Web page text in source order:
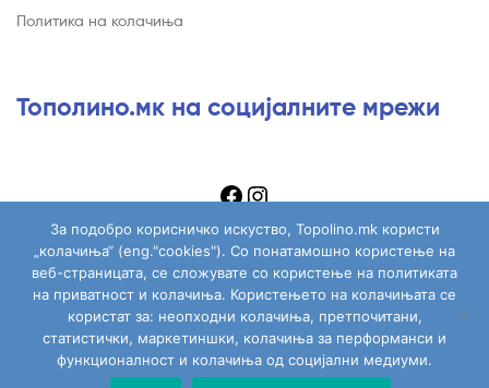
Политика на колачиња
Тополино.мк на социјалните мрежи
Topolino.mk
За подобро корисничко искуство, Topolino.mk користи
„колачиња“ (eng."cookies"). Со понатамошно користење на
веб-страницата, се сложувате со користење на политиката
на приватност и колачиња. Користењето на колачињата се
користат за: неопходни колачиња, претпочитани,
статистички, маркетиншки, колачиња за перформанси и
функционалност и колачиња од социјални медиуми.